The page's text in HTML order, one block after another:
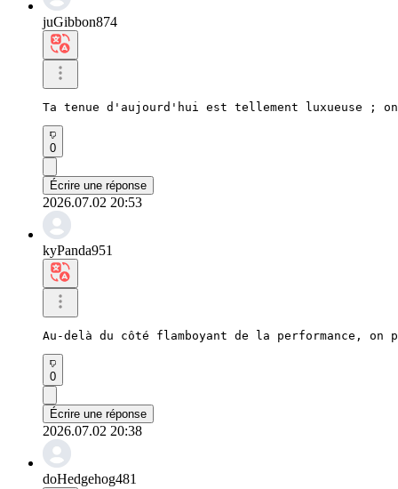
juGibbon874
Ta tenue d'aujourd'hui est tellement luxueuse ;
0
Écrire une réponse
2026.07.02 20:53
kyPanda951
Au-delà du côté flamboyant de la performance,
0
Écrire une réponse
2026.07.02 20:38
doHedgehog481